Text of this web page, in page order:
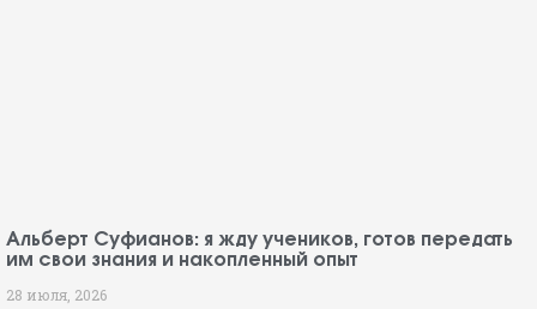
Альберт Суфианов: я жду учеников, готов передать
им свои знания и накопленный опыт
28 июля, 2026